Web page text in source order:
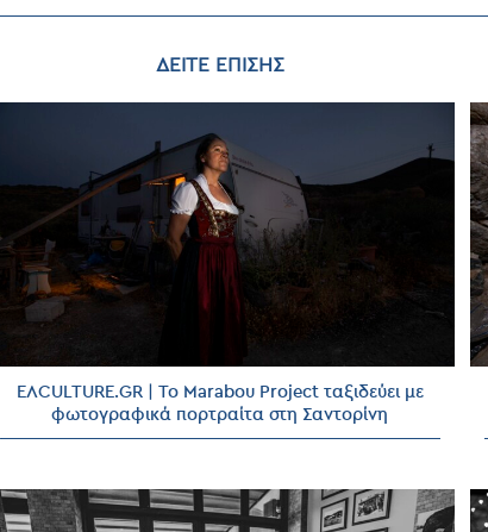
ΔΕΙΤΕ ΕΠΙΣΗΣ
ΕΛCULTURE.GR | Το Marabou Project ταξιδεύει με
φωτογραφικά πορτραίτα στη Σαντορίνη